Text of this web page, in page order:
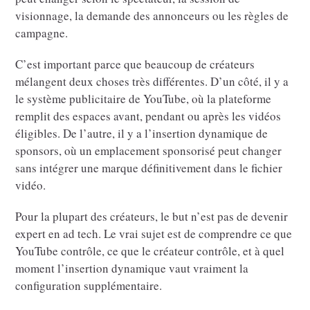
visionnage, la demande des annonceurs ou les règles de
campagne.
C’est important parce que beaucoup de créateurs
mélangent deux choses très différentes. D’un côté, il y a
le système publicitaire de YouTube, où la plateforme
remplit des espaces avant, pendant ou après les vidéos
éligibles. De l’autre, il y a l’insertion dynamique de
sponsors, où un emplacement sponsorisé peut changer
sans intégrer une marque définitivement dans le fichier
vidéo.
Pour la plupart des créateurs, le but n’est pas de devenir
expert en ad tech. Le vrai sujet est de comprendre ce que
YouTube contrôle, ce que le créateur contrôle, et à quel
moment l’insertion dynamique vaut vraiment la
configuration supplémentaire.